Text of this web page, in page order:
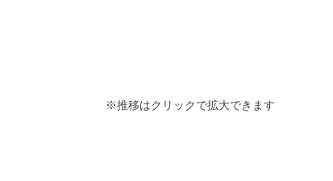
※推移はクリックで拡大できます